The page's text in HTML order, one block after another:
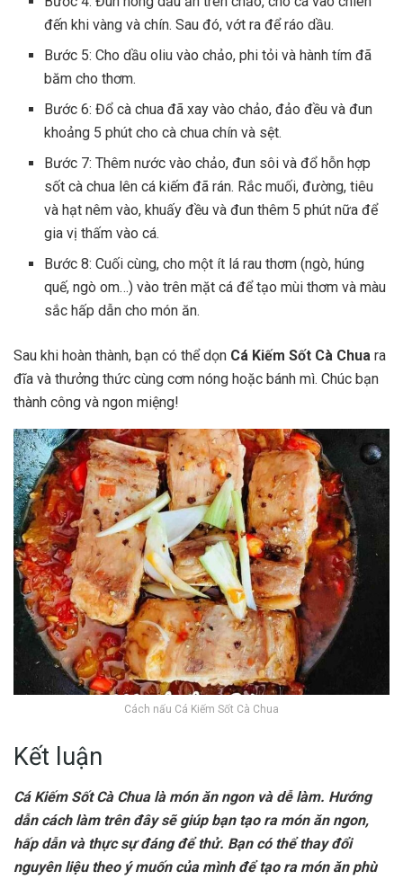
đến khi vàng và chín. Sau đó, vớt ra để ráo dầu.
Bước 5: Cho dầu oliu vào chảo, phi tỏi và hành tím đã
băm cho thơm.
Bước 6: Đổ cà chua đã xay vào chảo, đảo đều và đun
khoảng 5 phút cho cà chua chín và sệt.
Bước 7: Thêm nước vào chảo, đun sôi và đổ hỗn hợp
sốt cà chua lên cá kiếm đã rán. Rắc muối, đường, tiêu
và hạt nêm vào, khuấy đều và đun thêm 5 phút nữa để
gia vị thấm vào cá.
Bước 8: Cuối cùng, cho một ít lá rau thơm (ngò, húng
quế, ngò om…) vào trên mặt cá để tạo mùi thơm và màu
sắc hấp dẫn cho món ăn.
Sau khi hoàn thành, bạn có thể dọn Cá Kiếm Sốt Cà Chua ra
đĩa và thưởng thức cùng cơm nóng hoặc bánh mì. Chúc bạn
thành công và ngon miệng!
Cách nấu Cá Kiếm Sốt Cà Chua
Kết luận
Cá Kiếm Sốt Cà Chua là món ăn ngon và dễ làm. Hướng
dẫn cách làm trên đây sẽ giúp bạn tạo ra món ăn ngon,
hấp dẫn và thực sự đáng để thử. Bạn có thể thay đổi
nguyên liệu theo ý muốn của mình để tạo ra món ăn phù